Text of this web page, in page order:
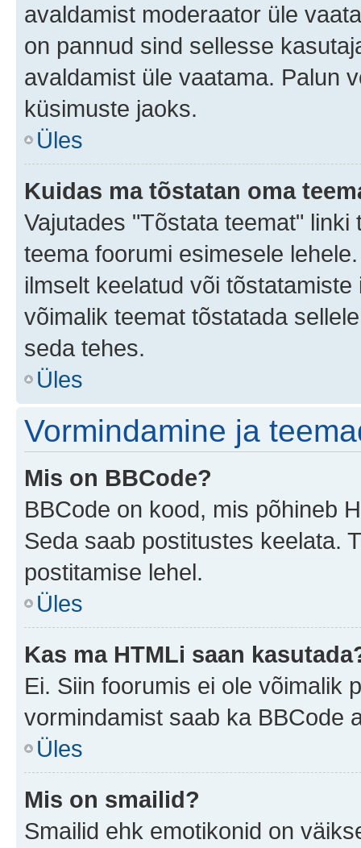
avaldamist moderaator üle
on pannud sind sellesse
avaldamist üle vaatama. Palun
küsimuste jaoks.
Üles
Kuidas ma tõstatan oma
Vajutades "Tõstata teemat"
teema foorumi esimesele
ilmselt keelatud või
võimalik teemat tõstatada
seda tehes.
Üles
Vormindamine ja
Mis on BBCode?
BBCode on kood, mis põhineb
Seda saab postitustes keelata.
postitamise lehel.
Üles
Kas ma HTMLi saan
Ei. Siin foorumis ei ole võimalik
vormindamist saab ka BBCode
Üles
Mis on smailid?
Smailid ehk emotikonid on